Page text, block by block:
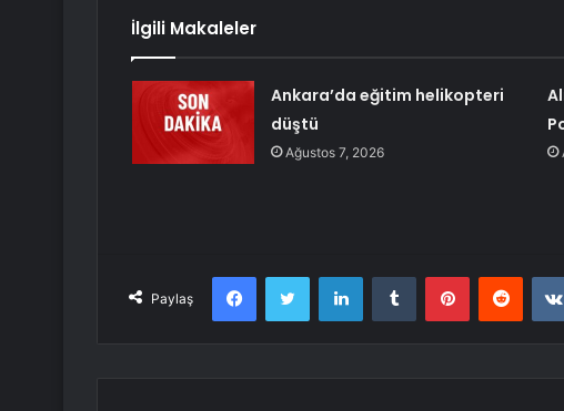
İlgili Makaleler
Ankara’da eğitim helikopteri
düştü
Ağustos 7, 2026
Paylaş
FacebookTwitter LinkedInTumblr Pinterest